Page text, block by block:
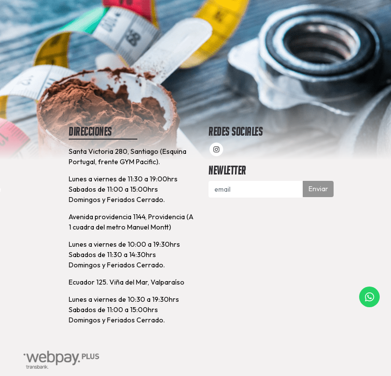
Direcciones
Santa Victoria 280, Santiago (Esquina
Portugal, frente GYM Pacific).
Lunes a viernes de 11:30 a 19:00hrs
Sabados de 11:00 a 15:00hrs
Domingos y Feriados Cerrado.
Avenida providencia 1144, Providencia (A
1 cuadra del metro Manuel Montt)
Lunes a viernes de 10:00 a 19:30hrs
Sabados de 11:30 a 14:30hrs
Domingos y Feriados Cerrado.
Ecuador 125. Viña del Mar, Valparaíso
Lunes a viernes de 10:30 a 19:30hrs
Sabados de 11:00 a 15:00hrs
Domingos y Feriados Cerrado.
Redes Sociales
Newletter
Enviar